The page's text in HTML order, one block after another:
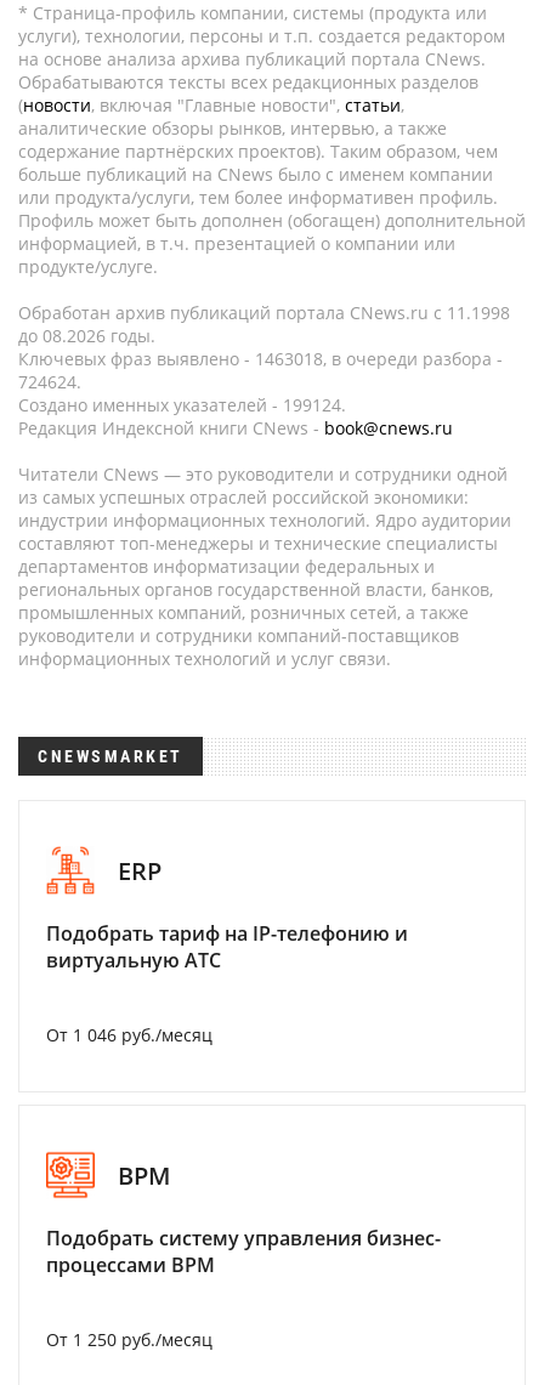
* Страница-профиль компании, системы (продукта или
услуги), технологии, персоны и т.п. создается редактором
на основе анализа архива публикаций портала CNews.
Обрабатываются тексты всех редакционных разделов
(новости, включая "Главные новости", статьи,
аналитические обзоры рынков, интервью, а также
содержание партнёрских проектов). Таким образом, чем
больше публикаций на CNews было с именем компании
или продукта/услуги, тем более информативен профиль.
Профиль может быть дополнен (обогащен) дополнительной
информацией, в т.ч. презентацией о компании или
продукте/услуге.
Обработан архив публикаций портала CNews.ru c 11.1998
до 08.2026 годы.
Ключевых фраз выявлено - 1463018, в очереди разбора -
724624.
Создано именных указателей - 199124.
Редакция Индексной книги CNews - book@cnews.ru
Читатели CNews — это руководители и сотрудники одной
из самых успешных отраслей российской экономики:
индустрии информационных технологий. Ядро аудитории
составляют топ-менеджеры и технические специалисты
департаментов информатизации федеральных и
региональных органов государственной власти, банков,
промышленных компаний, розничных сетей, а также
руководители и сотрудники компаний-поставщиков
информационных технологий и услуг связи.
CNEWSMARKET
ERP
Подобрать тариф на IP-телефонию и
виртуальную АТС
От 1 046 руб./месяц
BPM
Подобрать систему управления бизнес-
процессами BPM
От 1 250 руб./месяц